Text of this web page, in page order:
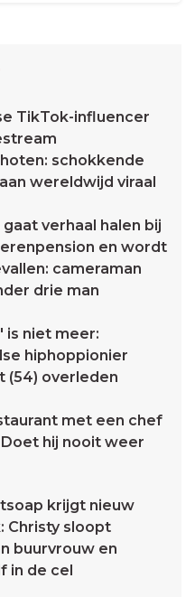
TikTok-influencer
schokkende
wereldwijd viraal
verhaal halen bij
en wordt
cameraman
drie man
is niet meer:
hiphoppionier
(54) overleden
met een chef
hij nooit weer
krijgt nieuw
Christy sloopt
buurvrouw en
in de cel